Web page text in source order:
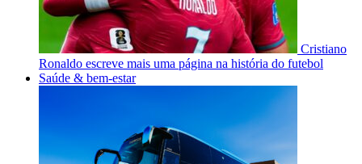
Cristiano
Ronaldo escreve mais uma página na história do futebol
Saúde & bem-estar